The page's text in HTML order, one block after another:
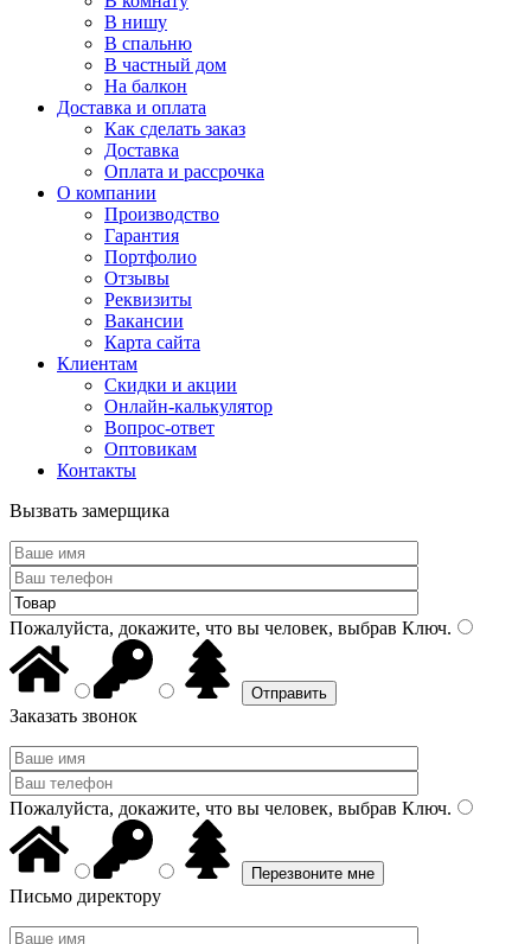
В нишу
В спальню
В частный дом
На балкон
Доставка и оплата
Как сделать заказ
Доставка
Оплата и рассрочка
О компании
Производство
Гарантия
Портфолио
Отзывы
Реквизиты
Вакансии
Карта сайта
Клиентам
Скидки и акции
Онлайн-калькулятор
Вопрос-ответ
Оптовикам
Контакты
Вызвать замерщика
Пожалуйста, докажите, что вы человек, выбрав Ключ.
Заказать звонок
Пожалуйста, докажите, что вы человек, выбрав Ключ.
Письмо директору